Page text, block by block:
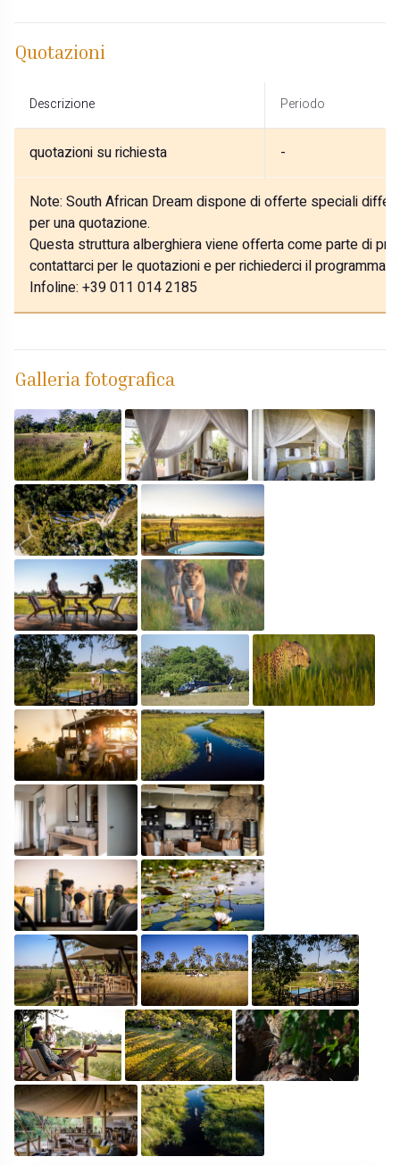
Quotazioni
Descrizione Periodo
quotazioni su richiesta -
Note: South African Dream dispone di offerte speciali
per una quotazione.
Questa struttura alberghiera viene offerta come parte di
contattarci per le quotazioni e per richiederci il programma
Infoline: +39 011 014 2185
Galleria fotografica